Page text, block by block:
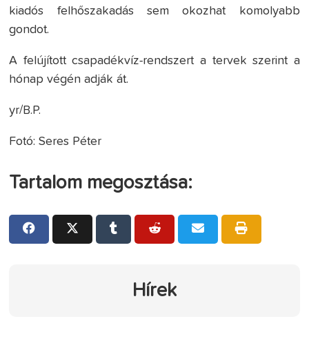
kiadós felhőszakadás sem okozhat komolyabb
gondot.
A felújított csapadékvíz-rendszert a tervek szerint a
hónap végén adják át.
yr/B.P.
Fotó: Seres Péter
Tartalom megosztása:
Hírek